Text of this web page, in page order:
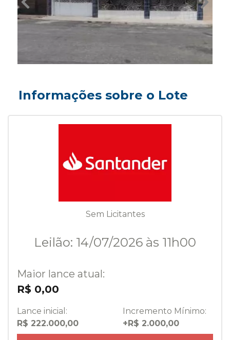
Informações sobre o Lote
Sem Licitantes
Leilão: 14/07/2026 às 11h00
Maior lance atual:
R$ 0,00
Lance inicial:
R$ 222.000,00
Incremento Mínimo:
+R$ 2.000,00